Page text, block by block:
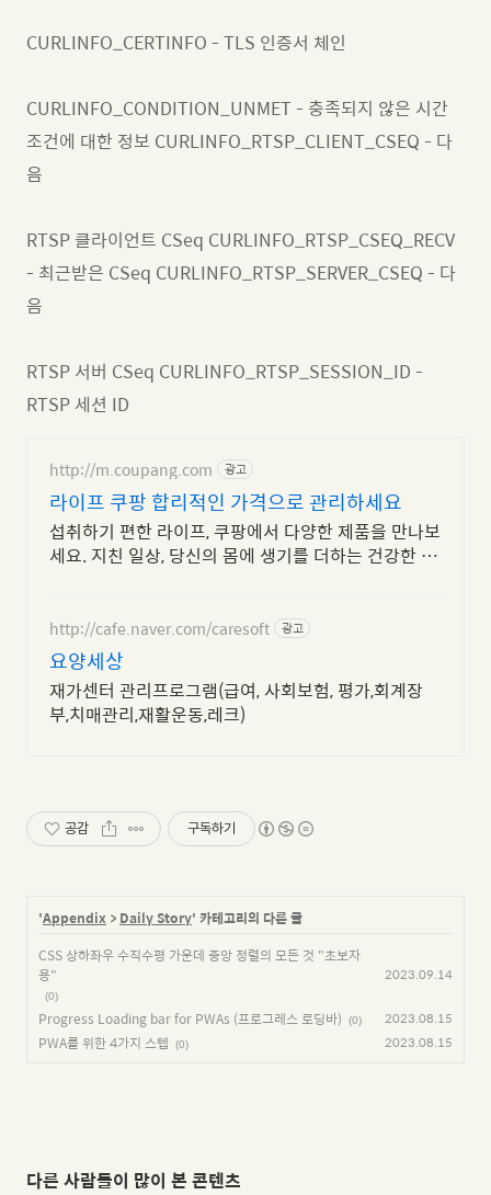
CURLINFO_CERTINFO - TLS 인증서 체인
CURLINFO_CONDITION_UNMET - 충족되지 않은 시간
조건에 대한 정보 CURLINFO_RTSP_CLIENT_CSEQ - 다
음
RTSP 클라이언트 CSeq CURLINFO_RTSP_CSEQ_RECV
- 최근받은 CSeq CURLINFO_RTSP_SERVER_CSEQ - 다
음
RTSP 서버 CSeq CURLINFO_RTSP_SESSION_ID -
RTSP 세션 ID
http://m.coupang.com 광고
라이프 쿠팡 합리적인 가격으로 관리하세요
섭취하기 편한 라이프, 쿠팡에서 다양한 제품을 만나보
세요. 지친 일상, 당신의 몸에 생기를 더하는 건강한 선
http://cafe.naver.com/caresoft 광고
요양세상
재가센터 관리프로그램(급여, 사회보험, 평가,회계장
부,치매관리,재활운동,레크)
공감 구독하기
'Appendix > Daily Story' 카테고리의 다른 글
CSS 상하좌우 수직수평 가운데 중앙 정렬의 모든 것 "초보자
용"
(0)
2023.09.14
Progress Loading bar for PWAs (프로그레스 로딩바) (0) 2023.08.15
PWA를 위한 4가지 스텝 (0) 2023.08.15
다른 사람들이 많이 본 콘텐츠